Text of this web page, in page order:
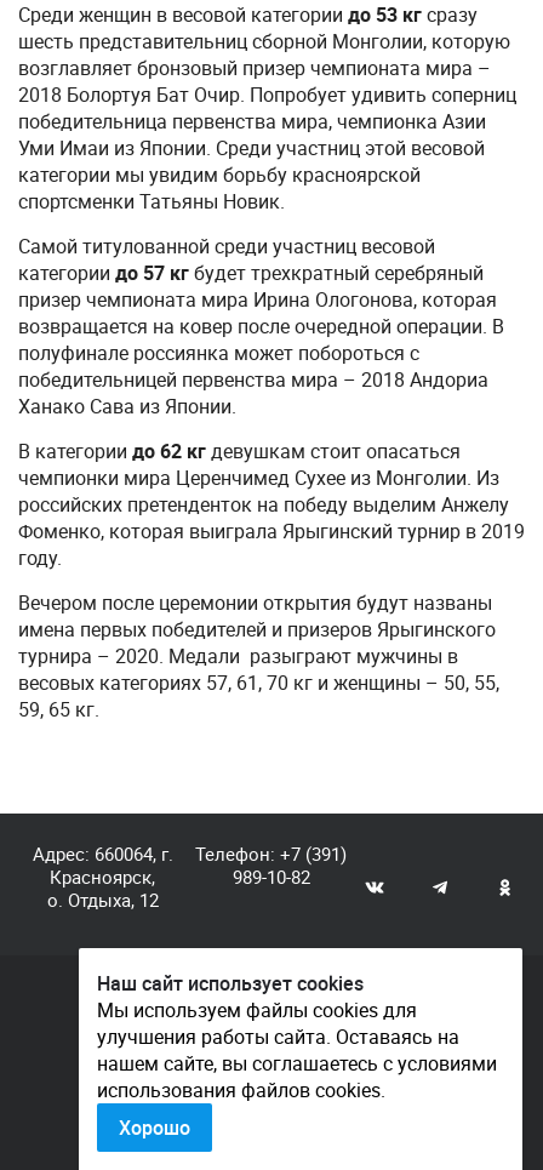
Среди женщин в весовой категории до 53 кгсразу
шесть представительниц сборной Монголии, которую
возглавляет бронзовый призер чемпионата мира –
2018 Болортуя Бат Очир. Попробует удивить соперниц
победительница первенства мира, чемпионка Азии
Уми Имаи из Японии. Среди участниц этой весовой
категории мы увидим борьбу красноярской
спортсменки Татьяны Новик.
Самой титулованной среди участниц весовой
категории до 57 кгбудет трехкратный серебряный
призер чемпионата мира Ирина Ологонова, которая
возвращается на ковер после очередной операции. В
полуфинале россиянка может побороться с
победительницей первенства мира – 2018 Андориа
Ханако Сава из Японии.
В категории до 62 кгдевушкам стоит опасаться
чемпионки мира Церенчимед Сухее из Монголии. Из
российских претенденток на победу выделим Анжелу
Фоменко, которая выиграла Ярыгинский турнир в 2019
году.
Вечером после церемонии открытия будут названы
имена первых победителей и призеров Ярыгинского
турнира – 2020. Медали разыграют мужчины в
весовых категориях 57, 61, 70 кг и женщины – 50, 55,
59, 65 кг.
Адрес: 660064, г.
Красноярск,
о. Отдыха, 12
Телефон:+7 (391)
989-10-82
© КГАУ «Центр спортивной подготовки», 2026
Документы
Политика конфиденциальности
Контакты
Наш сайт использует cookies
Мы используем файлы cookies для
улучшения работы сайта. Оставаясь на
нашем сайте, вы соглашаетесь с условиями
использования файлов cookies.
Хорошо